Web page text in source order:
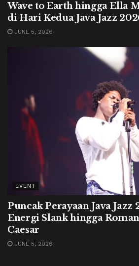
Wave to Earth hingga Ella
di Hari Kedua Java Jazz
JUNE 5, 2026
EVENT
Puncak Perayaan Java Jazz
Energi Slank hingga
Caesar
JUNE 5, 2026